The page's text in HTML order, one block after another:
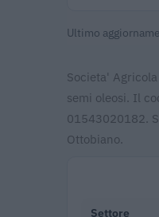
Ultimo
Societa'
semi oleosi. Il
01543020182.
Ottobiano.
Settore